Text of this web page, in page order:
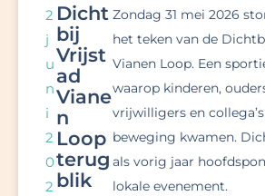
2
j
u
n
i
2
0
2
Dicht
bij
Vrijst
ad
Viane
n
Loop
terug
blik
Zondag 31 mei 2026
het teken van de
Vianen Loop. Een
waarop kinderen,
vrijwilligers en
beweging kwamen.
als vorig jaar
lokale evenement.